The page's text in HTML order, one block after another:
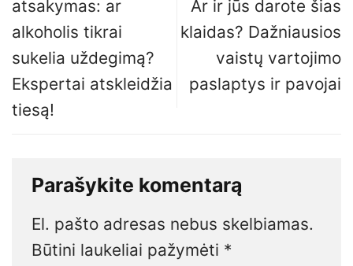
atsakymas: ar
alkoholis tikrai
sukelia uždegimą?
Ekspertai atskleidžia
tiesą!
Ar ir jūs darote šias
klaidas? Dažniausios
vaistų vartojimo
paslaptys ir pavojai
Parašykite komentarą
El. pašto adresas nebus skelbiamas.
Būtini laukeliai pažymėti *